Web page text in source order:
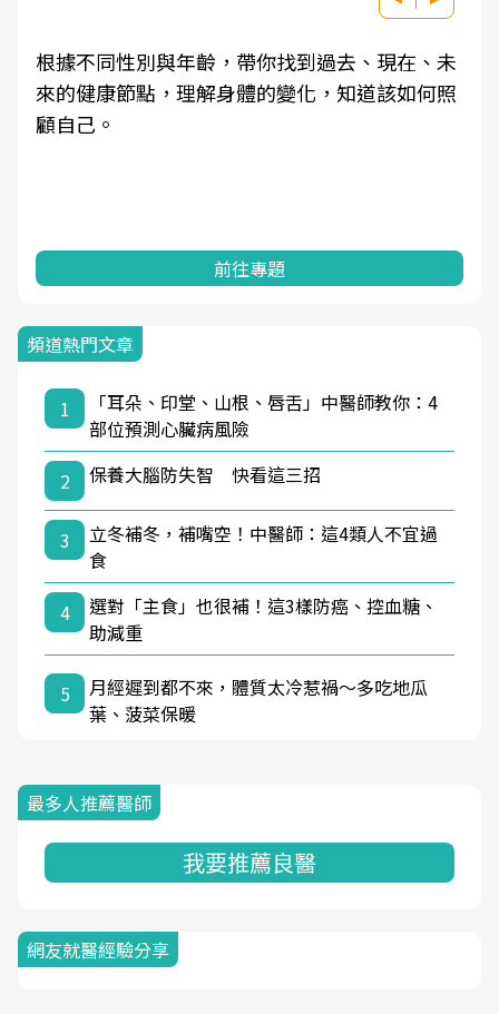
根據不同性別與年齡，帶你找到過去、現在、未
來的健康節點，理解身體的變化，知道該如何照
顧自己。
前往專題
頻道熱門文章
1
「耳朵、印堂、山根、唇舌」中醫師教你：4
部位預測心臟病風險
2
保養大腦防失智 快看這三招
3
立冬補冬，補嘴空！中醫師：這4類人不宜過
食
4
選對「主食」也很補！這3樣防癌、控血糖、
助減重
5
月經遲到都不來，體質太冷惹禍〜多吃地瓜
葉、菠菜保暖
最多人推薦醫師
我要推薦良醫
網友就醫經驗分享